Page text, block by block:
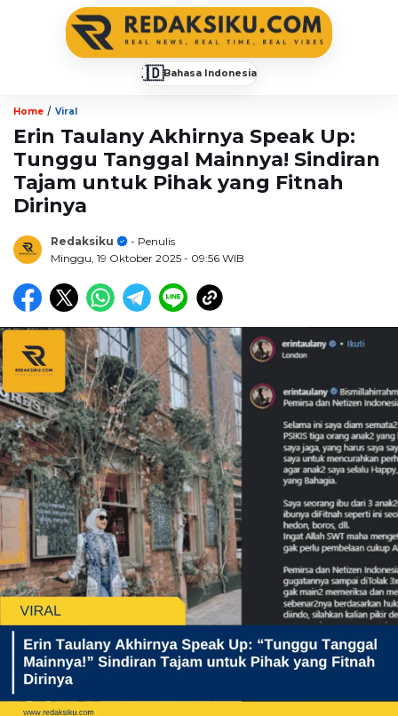
🇮🇩Bahasa Indonesia
Home / Viral
Erin Taulany Akhirnya Speak Up:
Tunggu Tanggal Mainnya! Sindiran
Tajam untuk Pihak yang Fitnah
Dirinya
Redaksiku
- Penulis
Minggu, 19 Oktober 2025 - 09:56 WIB